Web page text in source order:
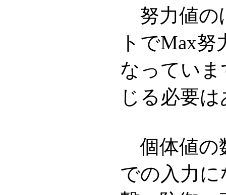
努力値の
トでMax
なってい
じる必要
個体値の
での入力